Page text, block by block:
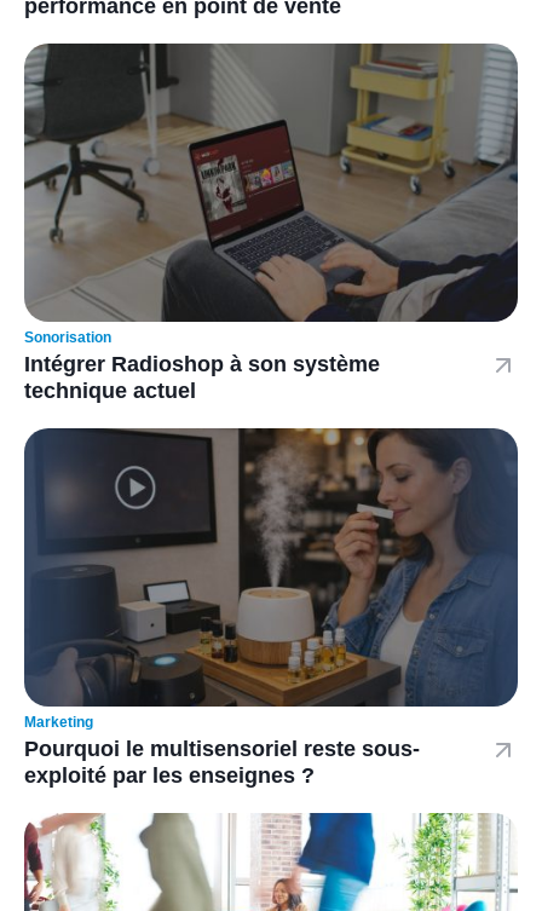
performance en point de vente
Sonorisation
Intégrer Radioshop à son système
technique actuel
Marketing
Pourquoi le multisensoriel reste sous-
exploité par les enseignes ?